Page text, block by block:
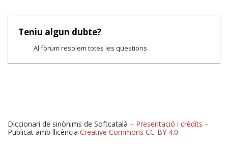
Teniu algun dubte?
Al fòrum resolem totes les qüestions.
Diccionari de sinònims de Softcatalà – Presentació i crèdits –
Publicat amb llicència Creative Commons CC-BY 4.0